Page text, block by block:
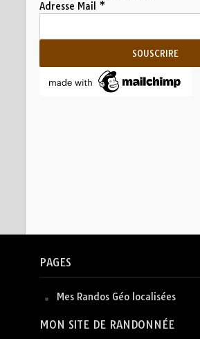
Adresse Mail *
PAGES
Mes Randos Géo localisées
MON SITE DE RANDONNÉE